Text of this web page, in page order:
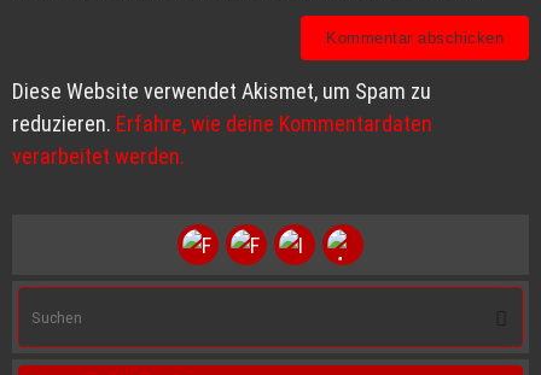
Diese Website verwendet Akismet, um Spam zu
reduzieren. Erfahre, wie deine Kommentardaten
verarbeitet werden.